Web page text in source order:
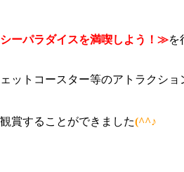
ーパラダイスを満喫しよう！≫を
ットコースター等のアトラクショ
賞することができました(^^♪